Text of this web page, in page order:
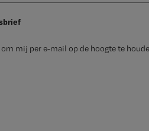
mij per e-mail op de hoogte te